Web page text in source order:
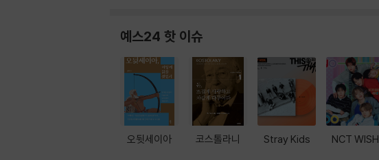
예스24 핫 이슈
오뒷세이아 코스톨라니 Stray Kids NCT WISH